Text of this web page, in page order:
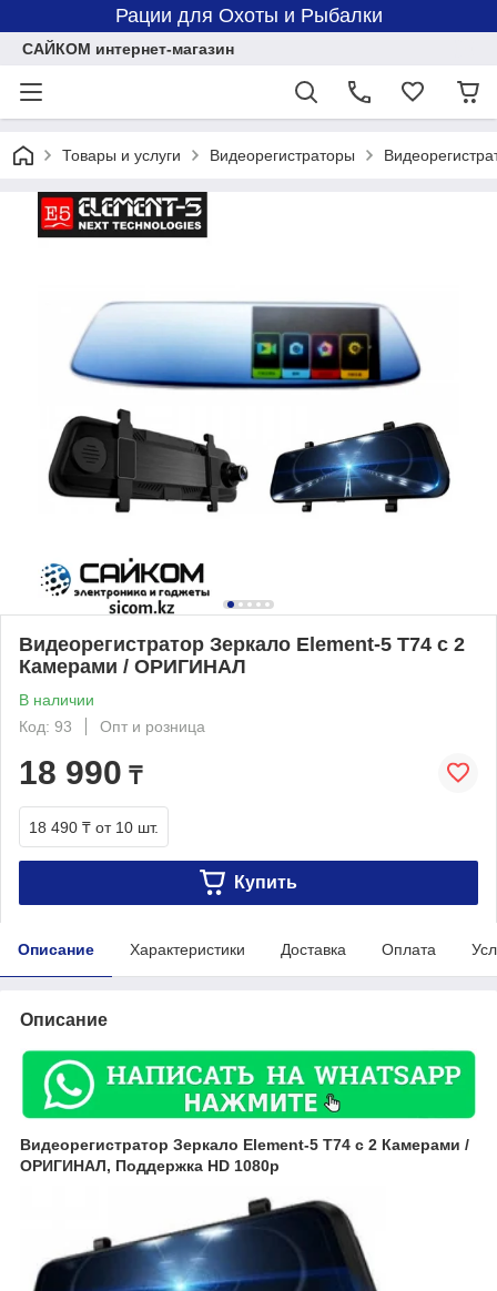
Рации для Охоты и Рыбалки
САЙКОМ интернет-магазин
Товары и услуги Видеорегистраторы
Видеорегистратор Зеркало Element-5 T74 с 2
Камерами / ОРИГИНАЛ
В наличии
Код: 93
Опт и розница
18 990 ₸
18 490 ₸ от 10 шт.
Купить
Описание Характеристики Доставка Оплата
Описание
Видеорегистратор Зеркало Element-5 T74 с 2 Камерами /
ОРИГИНАЛ, Поддержка HD 1080p